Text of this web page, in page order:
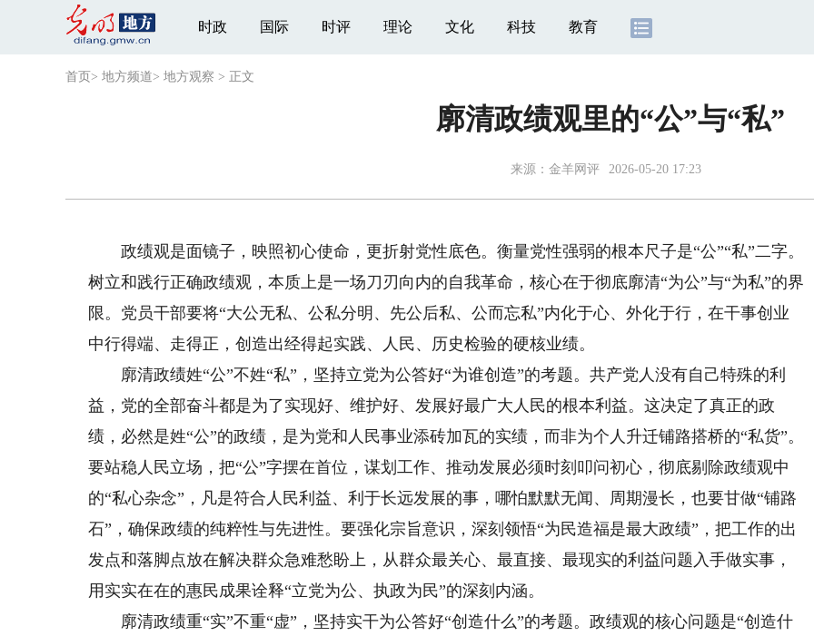
时政 国际 时评 理论 文化 科技 教育
首页 > 地方频道> 地方观察 > 正文
廓清政绩观里的“公”与“私”
来源： 金羊网评 2026-05-20 17:23
政绩观是面镜子，映照初心使命，更折射党性底色。衡量党性强弱的根本尺子是“公”“私”二字。
树立和践行正确政绩观，本质上是一场刀刃向内的自我革命，核心在于彻底廓清“为公”与“为私”的界
限。党员干部要将“大公无私、公私分明、先公后私、公而忘私”内化于心、外化于行，在干事创业
中行得端、走得正，创造出经得起实践、人民、历史检验的硬核业绩。
廓清政绩姓“公”不姓“私”，坚持立党为公答好“为谁创造”的考题。共产党人没有自己特殊的利
益，党的全部奋斗都是为了实现好、维护好、发展好最广大人民的根本利益。这决定了真正的政
绩，必然是姓“公”的政绩，是为党和人民事业添砖加瓦的实绩，而非为个人升迁铺路搭桥的“私货”。
要站稳人民立场，把“公”字摆在首位，谋划工作、推动发展必须时刻叩问初心，彻底剔除政绩观中
的“私心杂念”，凡是符合人民利益、利于长远发展的事，哪怕默默无闻、周期漫长，也要甘做“铺路
石”，确保政绩的纯粹性与先进性。要强化宗旨意识，深刻领悟“为民造福是最大政绩”，把工作的出
发点和落脚点放在解决群众急难愁盼上，从群众最关心、最直接、最现实的利益问题入手做实事，
用实实在在的惠民成果诠释“立党为公、执政为民”的深刻内涵。
廓清政绩重“实”不重“虚”，坚持实干为公答好“创造什么”的考题。政绩观的核心问题是“创造什